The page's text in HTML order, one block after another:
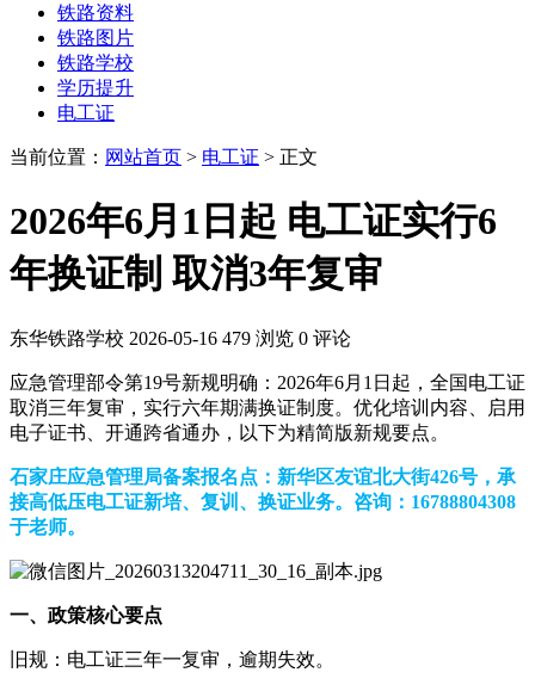
铁路资料
铁路图片
铁路学校
学历提升
电工证
当前位置： 网站首页 > 电工证 > 正文
2026年6月1日起 电工证实行6
年换证制 取消3年复审
东华铁路学校 2026-05-16 479 浏览 0 评论
应急管理部令第19号新规明确：2026年6月1日起，全国电工证
取消三年复审，实行六年期满换证制度。优化培训内容、启用
电子证书、开通跨省通办，以下为精简版新规要点。
石家庄应急管理局备案报名点：新华区友谊北大街426号，承
接高低压电工证新培、复训、换证业务。咨询：16788804308
于老师。
一、政策核心要点
旧规：电工证三年一复审，逾期失效。